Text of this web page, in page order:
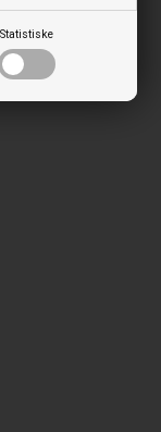
Statistiske